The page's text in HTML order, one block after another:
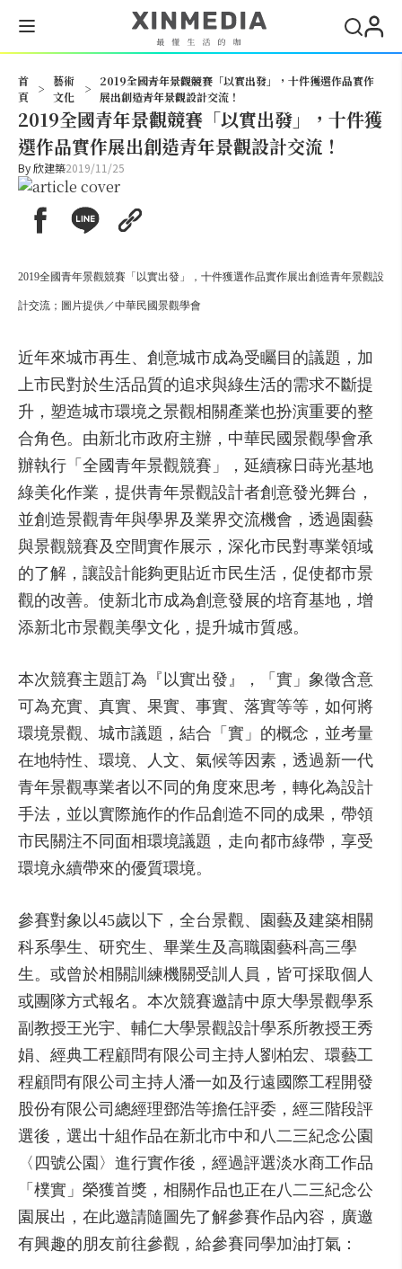
首
頁
>
藝術
文化
>
2019全國青年景觀競賽「以實出發」，十件獲選作品實作
展出創造青年景觀設計交流！
2019全國青年景觀競賽「以實出發」，十件獲
選作品實作展出創造青年景觀設計交流！
By欣建築2019/11/25
2019全國青年景觀競賽「以實出發」，十件獲選作品實作展出創造青年景觀設
計交流；圖片提供／中華民國景觀學會
近年來城市再生、創意城市成為受矚目的議題，加
上市民對於生活品質的追求與綠生活的需求不斷提
升，塑造城市環境之景觀相關產業也扮演重要的整
合角色。由新北市政府主辦，中華民國景觀學會承
辦執行「全國青年景觀競賽」，延續稼日蒔光基地
綠美化作業，提供青年景觀設計者創意發光舞台，
並創造景觀青年與學界及業界交流機會，透過園藝
與景觀競賽及空間實作展示，深化市民對專業領域
的了解，讓設計能夠更貼近市民生活，促使都市景
觀的改善。使新北市成為創意發展的培育基地，增
添新北市景觀美學文化，提升城市質感。
本次競賽主題訂為『以實出發』，「實」象徵含意
可為充實、真實、果實、事實、落實等等，如何將
環境景觀、城市議題，結合「實」的概念，並考量
在地特性、環境、人文、氣候等因素，透過新一代
青年景觀專業者以不同的角度來思考，轉化為設計
手法，並以實際施作的作品創造不同的成果，帶領
市民關注不同面相環境議題，走向都市綠帶，享受
環境永續帶來的優質環境。
參賽對象以45歲以下，全台景觀、園藝及建築相關
科系學生、研究生、畢業生及高職園藝科高三學
生。或曾於相關訓練機關受訓人員，皆可採取個人
或團隊方式報名。本次競賽邀請中原大學景觀學系
副教授王光宇、輔仁大學景觀設計學系所教授王秀
娟、經典工程顧問有限公司主持人劉柏宏、環藝工
程顧問有限公司主持人潘一如及行遠國際工程開發
股份有限公司總經理鄧浩等擔任評委，經三階段評
選後，選出十組作品在新北市中和八二三紀念公園
〈四號公園〉進行實作後，經過評選淡水商工作品
「樸實」榮獲首獎，相關作品也正在八二三紀念公
園展出，在此邀請隨圖先了解參賽作品內容，廣邀
有興趣的朋友前往參觀，給參賽同學加油打氣：